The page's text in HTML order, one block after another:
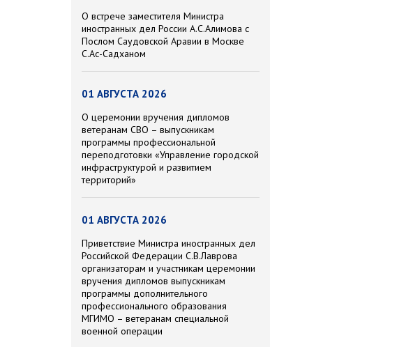
О встрече заместителя Министра
иностранных дел России А.С.Алимова с
Послом Саудовской Аравии в Москве
С.Ас-Садханом
01 АВГУСТА 2026
О церемонии вручения дипломов
ветеранам СВО – выпускникам
программы профессиональной
переподготовки «Управление городской
инфраструктурой и развитием
территорий»
01 АВГУСТА 2026
Приветствие Министра иностранных дел
Российской Федерации С.В.Лаврова
организаторам и участникам церемонии
вручения дипломов выпускникам
программы дополнительного
профессионального образования
МГИМО – ветеранам специальной
военной операции